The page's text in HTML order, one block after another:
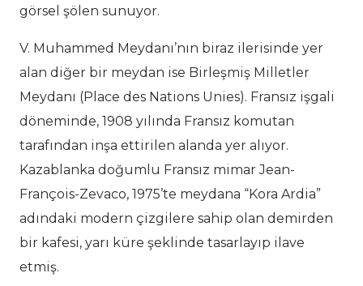
görsel şölen sunuyor.
V. Muhammed Meydanı’nın biraz ilerisinde yer
alan diğer bir meydan ise Birleşmiş Milletler
Meydanı (Place des Nations Unies). Fransız işgali
döneminde, 1908 yılında Fransız komutan
tarafından inşa ettirilen alanda yer alıyor.
Kazablanka doğumlu Fransız mimar Jean-
François-Zevaco, 1975’te meydana “Kora Ardia”
adındaki modern çizgilere sahip olan demirden
bir kafesi, yarı küre şeklinde tasarlayıp ilave
etmiş.